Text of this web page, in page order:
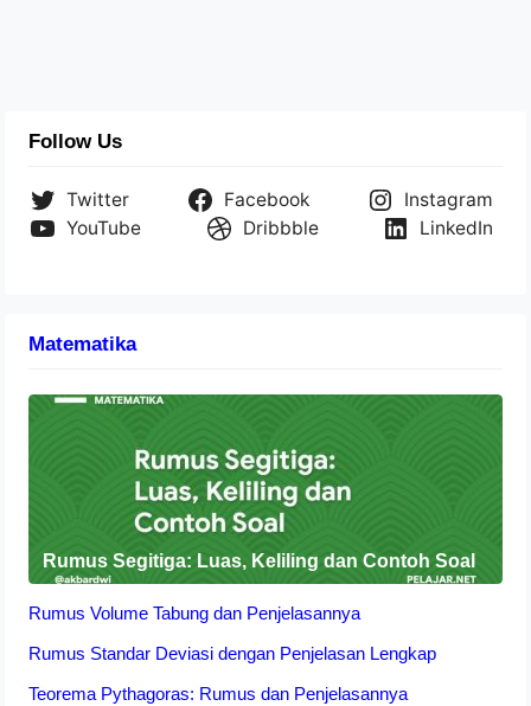
Follow Us
Twitter Facebook
Instagram
YouTube
Dribbble LinkedIn
Matematika
Rumus Segitiga: Luas, Keliling dan Contoh Soal
Rumus Volume Tabung dan Penjelasannya
Rumus Standar Deviasi dengan Penjelasan Lengkap
Teorema Pythagoras: Rumus dan Penjelasannya